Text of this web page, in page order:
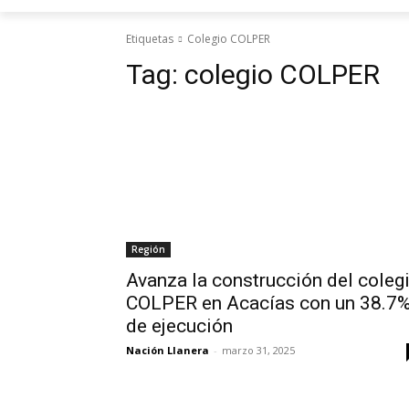
Etiquetas Colegio COLPER
Tag: colegio COLPER
Región
Avanza la construcción del
COLPER en Acacías con un
de ejecución
Nación Llanera - marzo 31, 2025